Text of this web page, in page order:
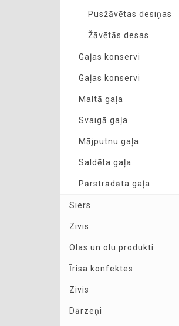
Pusžāvētas desiņas
Žāvētās desas
Gaļas konservi
Gaļas konservi
Maltā gaļa
Svaigā gaļa
Mājputnu gaļa
Saldēta gaļa
Pārstrādāta gaļa
Siers
Zivis
Olas un olu produkti
Īrisa konfektes
Zivis
Dārzeņi